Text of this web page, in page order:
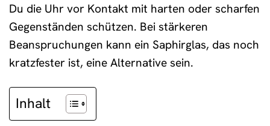
Du die Uhr vor Kontakt mit harten oder scharfen
Gegenständen schützen. Bei stärkeren
Beanspruchungen kann ein Saphirglas, das noch
kratzfester ist, eine Alternative sein.
Inhalt